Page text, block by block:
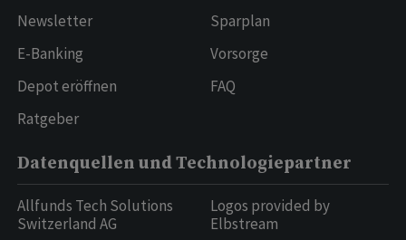
Newsletter
E-Banking
Depot eröffnen
Ratgeber
Sparplan
Vorsorge
FAQ
Datenquellen und Technologiepartner
Allfunds Tech Solutions
Switzerland AG
Logos provided by
Elbstream